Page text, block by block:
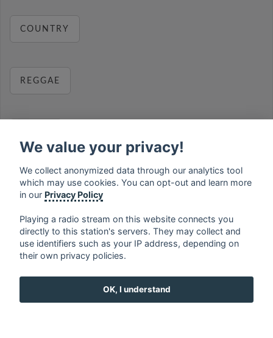
COUNTRY
REGGAE
MUSIC
français ⋅ english ⋅ deutsch
ελληνικά
⋅ norsk ⋅ suomi
We value your privacy!
We collect anonymized data through our analytics tool
which may use cookies. You can opt-out and learn more
in our Privacy Policy
Playing a radio stream on this website connects you
directly to this station's servers. They may collect and
use identifiers such as your IP address, depending on
their own privacy policies.
OK, I understand